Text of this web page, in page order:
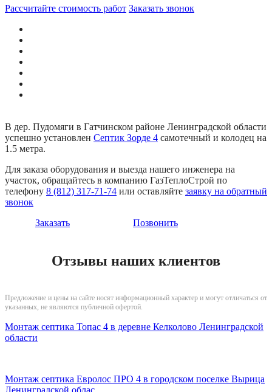
Рассчитайте стоимость работ Заказать звонок
В дер. Пудомяги в Гатчинском районе Ленинградской области
успешно установлен Септик Зорде 4 самотечный и колодец на
1.5 метра.
Для заказа оборудования и выезда нашего инженера на
участок, обращайтесь в компанию ГазТеплоСтрой по
телефону 8 (812) 317-71-74 или оставляйте заявку на обратный
звонок
Заказать
Позвонить
Отзывы наших клиентов
Предложение и цены на сайте носят информационный характер и могут отличаться от
указанных, не являются публичной офертой.
Монтаж септика Топас 4 в деревне Келколово Ленинградской
области
Монтаж септика Евролос ПРО 4 в городском поселке Вырица
Ленинградской облас